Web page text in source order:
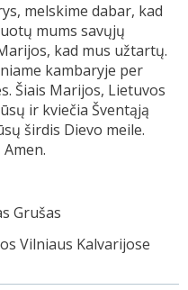
melskime dabar, kad
mums savųjų
kad mus užtartų.
kambaryje per
Šiais Marijos, Lietuvos
ir kviečia Šventąją
širdis Dievo meile.
Grušas
Vilniaus Kalvarijose